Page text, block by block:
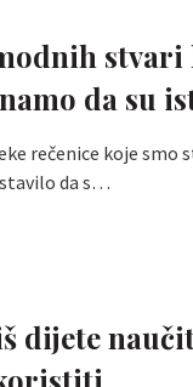
stvari
da su
rečenice koje smo
da s…
dijete